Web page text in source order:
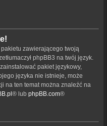
zawierającego twoją
phpBB3 na twój język.
pakiet językowy,
języka nie istnieje, może
na ten temat można znaleźć na
® lub phpBB.com®